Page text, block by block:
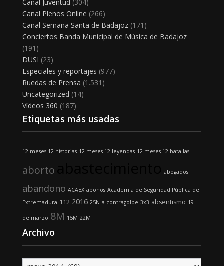
Canal Juventud (304)
Canal Plenos Online (266)
Canal Semana Santa de Badajoz(171)
Conciertos Banda Municipal de Música de Badajoz
(191)
DUSI (23)
Especiales y reportajes (977)
Ruedas de Prensa (1.531)
Uncategorized (14)
Vídeos 360 (187)
Etiquetas más usadas
12 meses 12 historias 12 meses 12 leyendas 12 meses 12 batallas
aborto abogados
abandono ACAEX abonos Academia de Seguridad Pública de
Extremadura 112 2016 25N a contragolpe 3x3 absentismo 19
de marzo 8M 15M 22M
Archivo
Archivo